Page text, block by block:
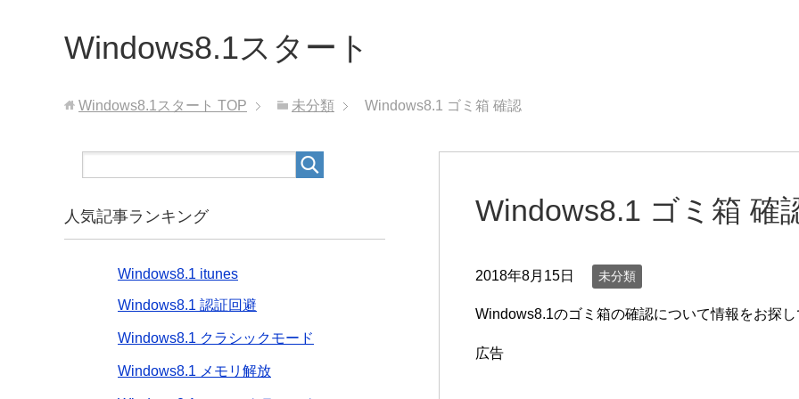
Windows8.1スタート
Windows8.1スタート TOP 未分類 Windows8.1 ゴミ箱 確認
Windows8.1 ゴミ箱 確
2018年8月15日 未分類
Windows8.1のゴミ箱の確認について情報をお探し
広告
人気記事ランキング
Windows8.1 itunes
Windows8.1 認証回避
Windows8.1 クラシックモード
Windows8.1 メモリ解放